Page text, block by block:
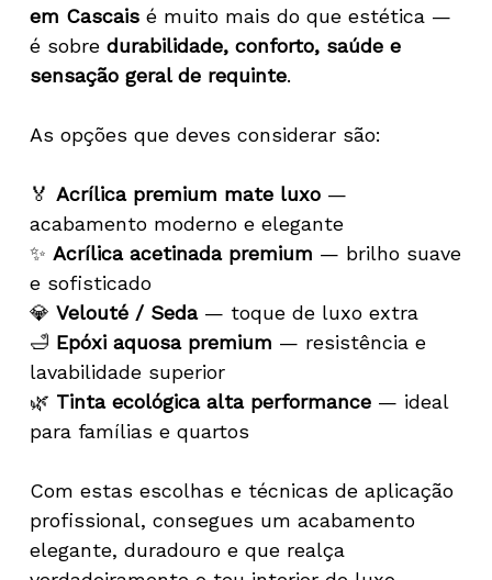
em Cascaisé muito mais do que estética —
é sobre durabilidade, conforto, saúde e
sensação geral de requinte.
As opções que deves considerar são:
🏅 Acrílica premium mate luxo—
acabamento moderno e elegante
✨ Acrílica acetinada premium — brilho suave
e sofisticado
💎 Velouté / Seda— toque de luxo extra
🛁 Epóxi aquosa premium — resistência e
lavabilidade superior
🌿 Tinta ecológica alta performance— ideal
para famílias e quartos
Com estas escolhas e técnicas de aplicação
profissional, consegues um acabamento
elegante, duradouro e que realça